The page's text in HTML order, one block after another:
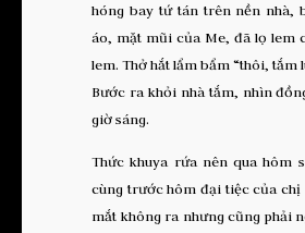
hóng bay tứ tán trên nền nhà,
áo, mặt mũi của Me, đã lọ lem
lem. Thở hắt lẩm bẩm “thôi, tắm
Bước ra khỏi nhà tắm, nhìn
giờ sáng.
Thức khuya rứa nên qua hôm
cùng trước hôm đại tiệc của
mắt không ra nhưng cũng phải